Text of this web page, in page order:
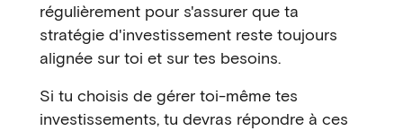
régulièrement pour s'assurer que ta
stratégie d'investissement reste toujours
alignée sur toi et sur tes besoins.
Si tu choisis de gérer toi-même tes
investissements, tu devras répondre à ces